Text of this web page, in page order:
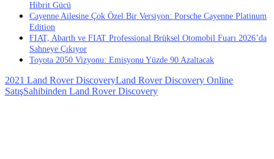
Hibrit Gücü
Cayenne Ailesine Çok Özel Bir Versiyon: Porsche Cayenne Platinum
Edition
FIAT, Abarth ve FIAT Professional Brüksel Otomobil Fuarı 2026’da
Sahneye Çıkıyor
Toyota 2050 Vizyonu: Emisyonu Yüzde 90 Azaltacak
2021 Land Rover DiscoveryLand Rover Discovery Online
SatışSahibinden Land Rover Discovery